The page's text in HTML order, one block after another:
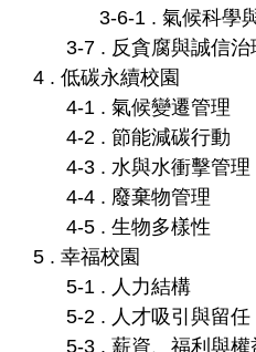
3-6-1 . 氣候科學
3-7 . 反貪腐與誠信治
4 . 低碳永續校園
4-1 . 氣候變遷管理
4-2 . 節能減碳行動
4-3 . 水與水衝擊管理
4-4 . 廢棄物管理
4-5 . 生物多樣性
5 . 幸福校園
5-1 . 人力結構
5-2 . 人才吸引與留任
5-3 . 薪資、福利與權